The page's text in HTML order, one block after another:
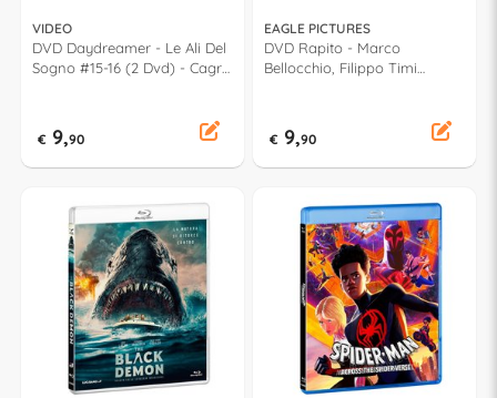
VIDEO
DVD Daydreamer - Le Ali Del
Sogno #15-16 (2 Dvd) - Cagrı
€ 9,90
EAGLE PICTURES
DVD Rapito - Marco
Bellocchio, Filippo Timi
€ 9,90